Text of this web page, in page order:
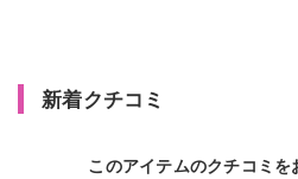
新着クチコミ
このアイテムのクチコミを